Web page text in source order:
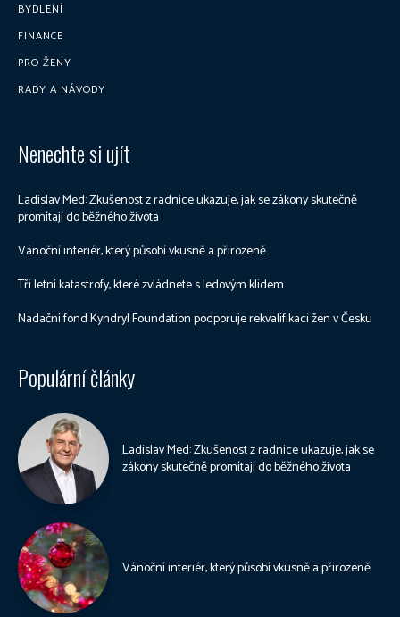
BYDLENÍ
FINANCE
PRO ŽENY
RADY A NÁVODY
Nenechte si ujít
Ladislav Med: Zkušenost z radnice ukazuje, jak se zákony skutečně
promítají do běžného života
Vánoční interiér, který působí vkusně a přirozeně
Tři letní katastrofy, které zvládnete s ledovým klidem
Nadační fond Kyndryl Foundation podporuje rekvalifikaci žen v Česku
Populární články
Ladislav Med: Zkušenost z radnice ukazuje, jak se
zákony skutečně promítají do běžného života
Vánoční interiér, který působí vkusně a přirozeně